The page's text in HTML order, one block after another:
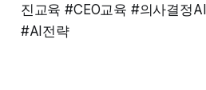
진교육 #CEO교육 #의사결정
#AI전략